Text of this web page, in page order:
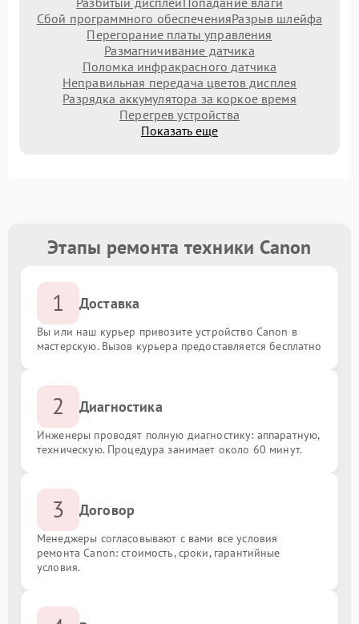
Сбой программного обеспеченияРазрыв шлейфа
Перегорание платы управления
Размагничивание датчика
Поломка инфракрасного датчика
Неправильная передача цветов дисплея
Разрядка аккумулятора за коркое время
Перегрев устройства
Показать еще
Этапы ремонта техники Canon
1 Доставка
Вы или наш курьер привозите устройство Canon в
мастерскую. Вызов курьера предоставляется бесплатно
2 Диагностика
Инженеры проводят полную диагностику: аппаратную,
техническую. Процедура занимает около 60 минут.
3 Договор
Менеджеры согласовывают с вами все условия
ремонта Canon: стоимость, сроки, гарантийные
условия.